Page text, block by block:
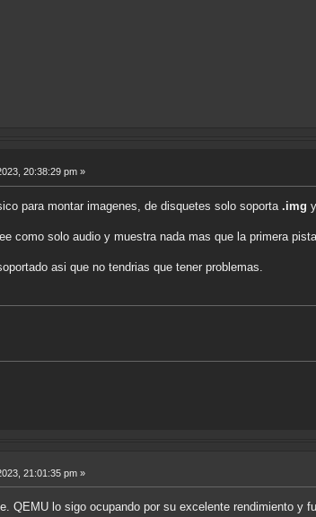
20:38:29 pm »
para montar imagenes, de disquetes solo soporta.img
como solo audio y muestra nada mas que la primera
asi que no tendrias que tener problemas.
21:01:35 pm »
QEMU lo sigo ocupando por su excelente rendimiento y